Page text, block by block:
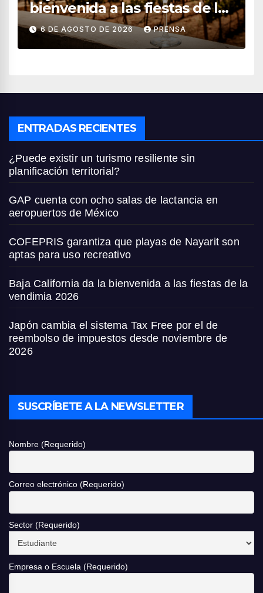
bienvenida a las fiestas de la
vendimia 2026
6 DE AGOSTO DE 2026 PRENSA
ENTRADAS RECIENTES
¿Puede existir un turismo resiliente sin
planificación territorial?
GAP cuenta con ocho salas de lactancia en
aeropuertos de México
COFEPRIS garantiza que playas de Nayarit son
aptas para uso recreativo
Baja California da la bienvenida a las fiestas de la
vendimia 2026
Japón cambia el sistema Tax Free por el de
reembolso de impuestos desde noviembre de
2026
SUSCRÍBETE A LA NEWSLETTER
Nombre (Requerido)
Correo electrónico (Requerido)
Sector (Requerido)
Empresa o Escuela (Requerido)